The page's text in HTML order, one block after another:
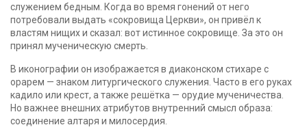
служением бедным. Когда во время гонений от него
потребовали выдать «сокровища Церкви», он привёл к
властям нищих и сказал: вот истинное сокровище. За это он
принял мученическую смерть.
В иконографии он изображается в диаконском стихаре с
орарем — знаком литургического служения. Часто в его руках
кадило или крест, а также решётка — орудие мученичества.
Но важнее внешних атрибутов внутренний смысл образа:
соединение алтаря и милосердия.